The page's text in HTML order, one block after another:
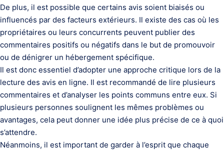
De plus, il est possible que certains avis soient biaisés ou
influencés par des facteurs extérieurs. Il existe des cas où les
propriétaires ou leurs concurrents peuvent publier des
commentaires positifs ou négatifs dans le but de promouvoir
ou de dénigrer un hébergement spécifique.
Il est donc essentiel d’adopter une approche critique lors de la
lecture des avis en ligne. Il est recommandé de lire plusieurs
commentaires et d’analyser les points communs entre eux. Si
plusieurs personnes soulignent les mêmes problèmes ou
avantages, cela peut donner une idée plus précise de ce à quoi
s’attendre.
Néanmoins, il est important de garder à l’esprit que chaque